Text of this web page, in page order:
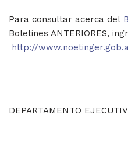
Para consultar acerca del
Boletines ANTERIORES,
http://
DEPARTAMENTO